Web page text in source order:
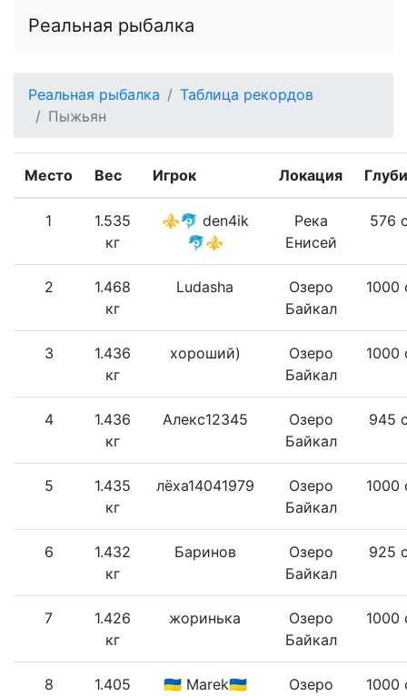
Реальная рыбалка
Реальная рыбалка
Таблица рекордов
Пыжьян
Место Вес Игрок Локация
1
1.535
кг
⚜🐬 den4ik
🐬⚜
Река
Енисей
576
2
1.468
кг
Ludasha
Озеро
Байкал
1000
3
1.436
кг
хороший)
Озеро
Байкал
1000
4
1.436
кг
Алекс12345
Озеро
Байкал
945
5
1.435
кг
лёха14041979
Озеро
Байкал
1000
6
1.432
кг
Баринов
Озеро
Байкал
925
7
1.426
кг
жоринька
Озеро
Байкал
1000
8
1.405
🇺🇦 Marek🇺🇦
Озеро
1000